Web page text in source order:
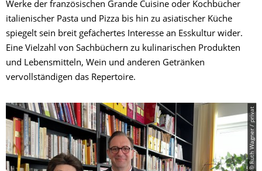
Werke der französischen Grande Cuisine oder Kochbücher
italienischer Pasta und Pizza bis hin zu asiatischer Küche
spiegelt sein breit gefächertes Interesse an Esskultur wider.
Eine Vielzahl von Sachbüchern zu kulinarischen Produkten
und Lebensmitteln, Wein und anderen Getränken
vervollständigen das Repertoire.
© Ruth Wagner / privat